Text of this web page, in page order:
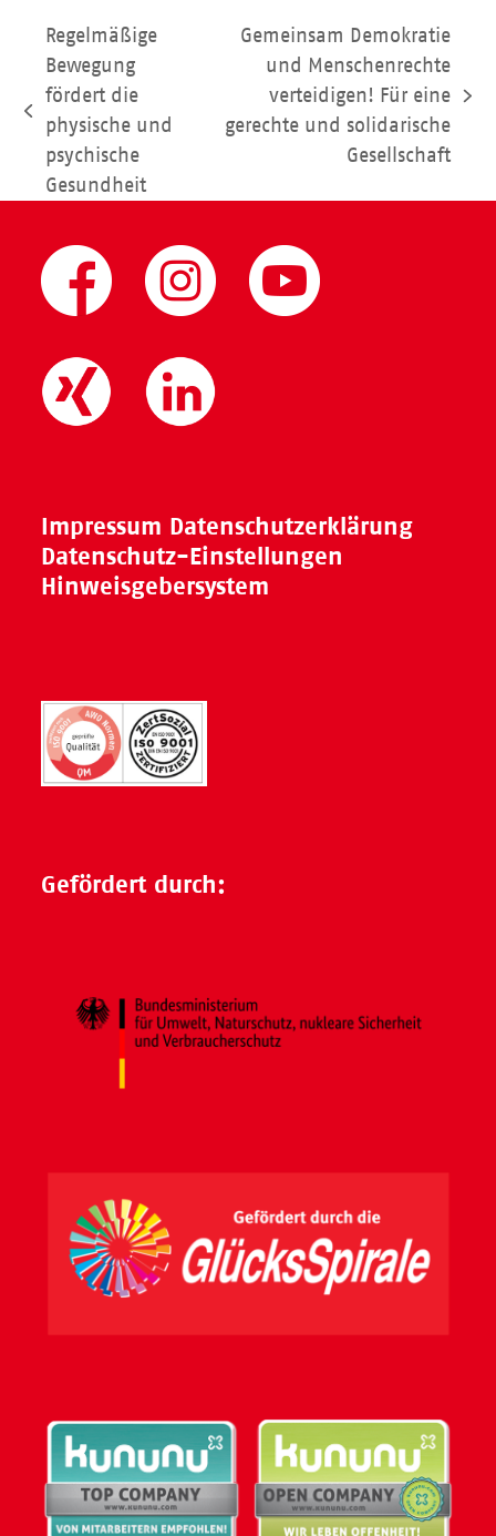
vorheriger
Beitrag:
Regelmäßige
Bewegung
fördert die
physische und
psychische
Gesundheit
Nächster
Beitrag:
Gemeinsam Demokratie
und Menschenrechte
verteidigen! Für eine
gerechte und solidarische
Gesellschaft
Impressum Datenschutzerklärung
Datenschutz-Einstellungen
Hinweisgebersystem
Gefördert durch: